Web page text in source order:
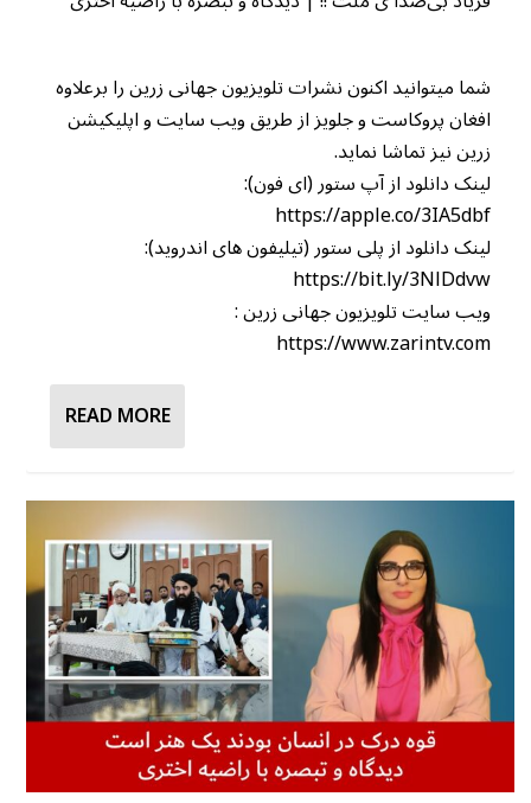
شما میتوانید اکنون نشرات تلویزیون جهانی زرین را برعلاوه
افغان پروکاست و جلویز از طریق ویب سایت و اپلیکیشن
زرین نیز تماشا نماید.
لینک دانلود از آپ ستور (ای فون):
https://apple.co/3IA5dbf
لینک دانلود از پلی ستور (تیلیفون های اندروید):
https://bit.ly/3NlDdvw
ویب سایت تلویزیون جهانی زرین :
https://www.zarintv.com
READ MORE